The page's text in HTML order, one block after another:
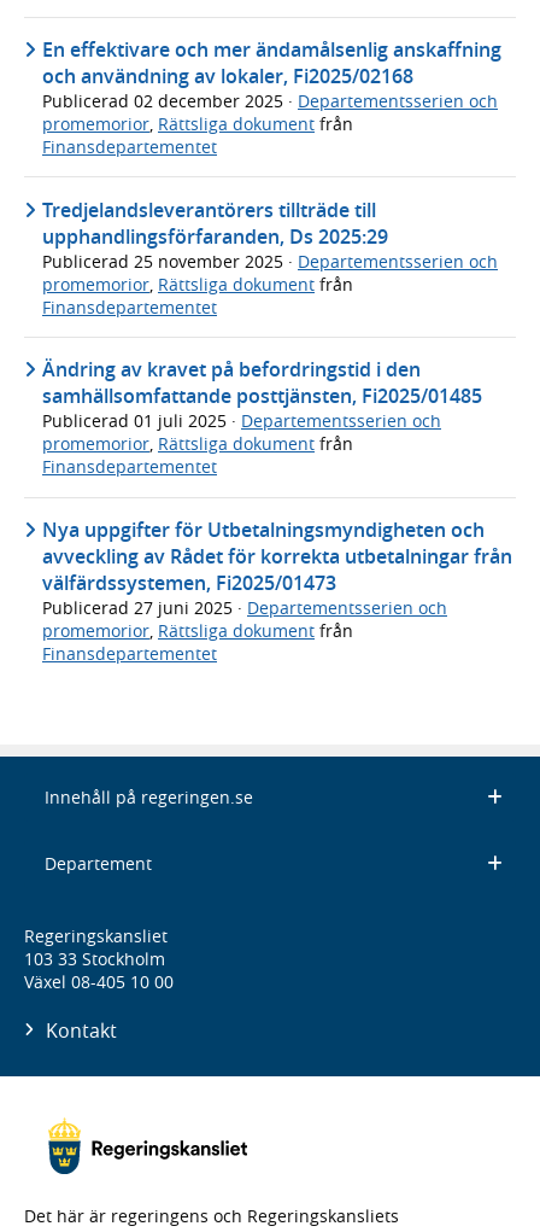
En effektivare och mer ändamålsenlig anskaffning
och användning av lokaler, Fi2025/02168
Publicerad 02 december 2025 · Departementsserien och
promemorior, Rättsliga dokument från
Finansdepartementet
Tredjelandsleverantörers tillträde till
upphandlingsförfaranden, Ds 2025:29
Publicerad 25 november 2025 · Departementsserien och
promemorior Rättsliga dokument från
Finansdepartementet
Ändring av kravet på befordringstid i den
samhällsomfattande posttjänsten, Fi2025/01485
Publicerad 01 juli 2025 · Departementsserien och
promemorior, Rättsliga dokument från
Finansdepartementet
Nya uppgifter för Utbetalningsmyndigheten och
avveckling av Rådet för korrekta utbetalningar från
välfärdssystemen, Fi2025/01473
Publicerad 27 juni 2025 · Departementsserien och
promemorior, Rättsliga dokument från
Finansdepartementet
Innehåll på regeringen.se
Departement
Regeringskansliet
103 33 Stockholm
Växel 08-405 10 00
Kontakt
Det här är regeringens och Regeringskansliets